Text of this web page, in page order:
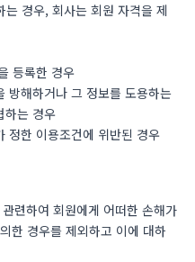
경우, 회사는 회원 자격을 제
등록한 경우
방해하거나 그 정보를 도용하는
하는 경우
정한 이용조건에 위반된 경우
련하여 회원에게 어떠한 손해가
한 경우를 제외하고 이에 대하